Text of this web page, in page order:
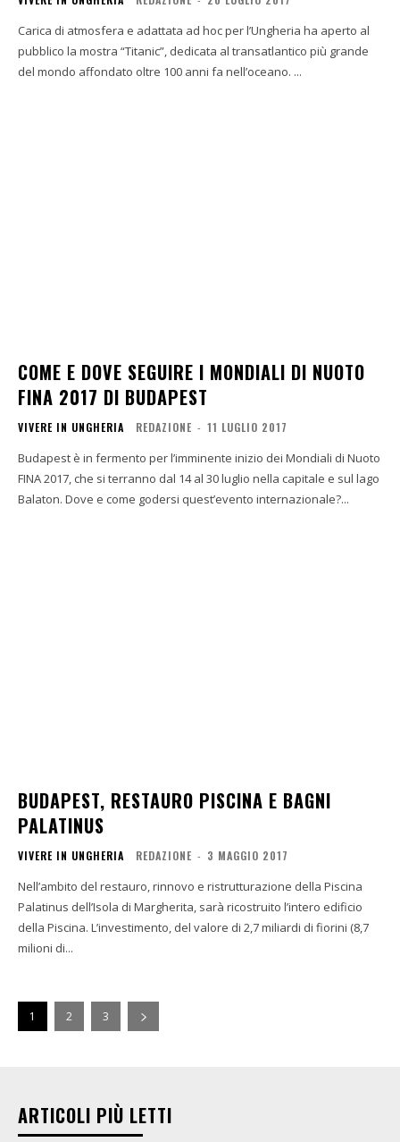
Carica di atmosfera e adattata ad hoc per l’Ungheria ha aperto al
pubblico la mostra “Titanic”, dedicata al transatlantico più grande
del mondo affondato oltre 100 anni fa nell’oceano. ...
COME E DOVE SEGUIRE I MONDIALI DI NUOTO
FINA 2017 DI BUDAPEST
VIVERE IN UNGHERIA REDAZIONE - 11 LUGLIO 2017
Budapest è in fermento per l’imminente inizio dei Mondiali di Nuoto
FINA 2017, che si terranno dal 14 al 30 luglio nella capitale e sul lago
Balaton. Dove e come godersi quest’evento internazionale?...
BUDAPEST, RESTAURO PISCINA E BAGNI
PALATINUS
VIVERE IN UNGHERIA REDAZIONE - 3 MAGGIO 2017
Nell’ambito del restauro, rinnovo e ristrutturazione della Piscina
Palatinus dell’Isola di Margherita, sarà ricostruito l’intero edificio
della Piscina. L’investimento, del valore di 2,7 miliardi di fiorini (8,7
milioni di...
1 2 3
ARTICOLI PIÙ LETTI